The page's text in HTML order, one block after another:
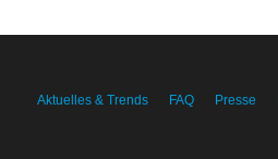
Aktuelles & Trends FAQ Presse